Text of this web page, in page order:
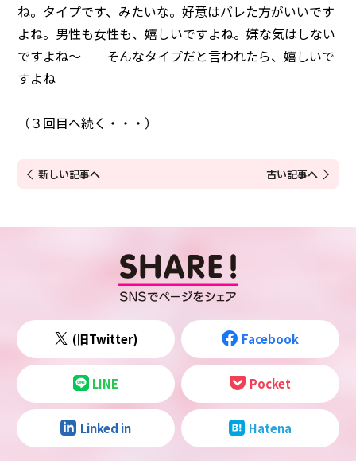
ね。タイプです、みたいな。好意はバレた方がいいです
よね。男性も女性も、嬉しいですよね。嫌な気はしない
ですよね～ そんなタイプだと言われたら、嬉しいで
すよね
（３回目へ続く・・・）
新しい記事へ 古い記事へ
(旧Twitter) Facebook
LINE Pocket
Linked in Hatena